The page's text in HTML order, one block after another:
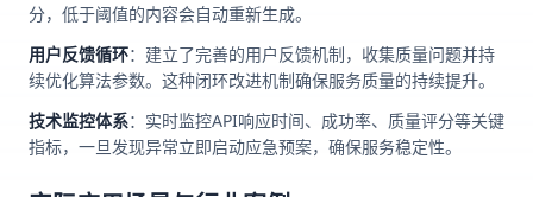
分，低于阈值的内容会自动重新生成。
用户反馈循环：建立了完善的用户反馈机制，收集质量问题并持
续优化算法参数。这种闭环改进机制确保服务质量的持续提升。
技术监控体系：实时监控API响应时间、成功率、质量评分等关键
指标，一旦发现异常立即启动应急预案，确保服务稳定性。